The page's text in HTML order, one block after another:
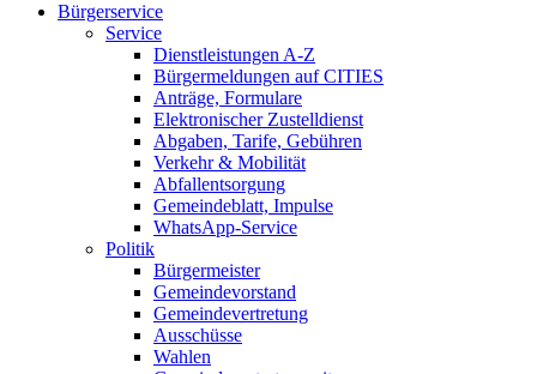
Bürgerservice
Service
Dienstleistungen A-Z
Bürgermeldungen auf CITIES
Anträge, Formulare
Elektronischer Zustelldienst
Abgaben, Tarife, Gebühren
Verkehr & Mobilität
Abfallentsorgung
Gemeindeblatt, Impulse
WhatsApp-Service
Politik
Bürgermeister
Gemeindevorstand
Gemeindevertretung
Ausschüsse
Wahlen